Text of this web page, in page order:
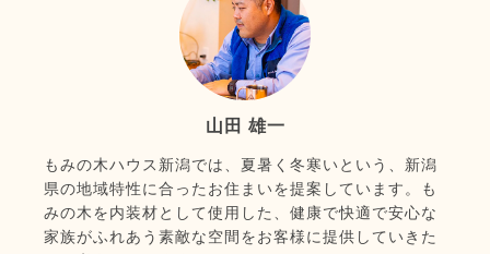
山田 雄一
もみの木ハウス新潟では、夏暑く冬寒いという、新潟
県の地域特性に合ったお住まいを提案しています。も
みの木を内装材として使用した、健康で快適で安心な
家族がふれあう素敵な空間をお客様に提供していきた